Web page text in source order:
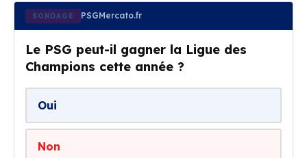
SONDAGE PSGMercato.fr
Le PSG peut-il gagner la Ligue des
Champions cette année ?
Oui
Non